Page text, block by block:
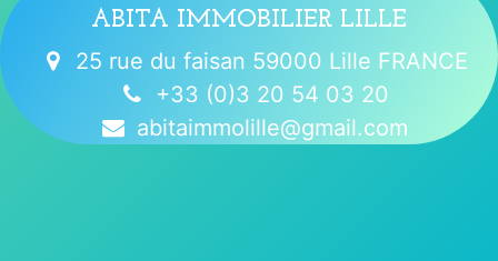
ABITA IMMOBILIER LILLE
25 rue du faisan 59000 Lille FRANCE
+33 (0)3 20 54 03 20
abitaimmolille@gmail.com